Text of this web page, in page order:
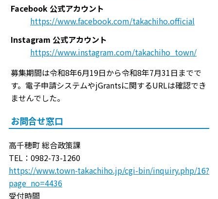
Facebook 公式アカウント
https://www.facebook.com/takachiho.official
Instagram 公式アカウント
https://www.instagram.com/takachiho_town/
募集期間は令和8年6月19日から令和8年7月31日までで
す。電子申請システムやjGrantsに関するURLは確認でき
ませんでした。
お問合せ窓口
高千穂町 総合政策課
TEL：0982-73-1260
https://www.town-takachiho.jp/cgi-bin/inquiry.php/16?
page_no=4436
受付時間